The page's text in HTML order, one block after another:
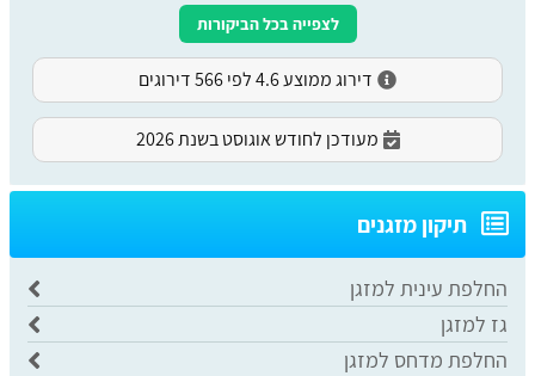
לצפייה בכל הביקורות
דירוג ממוצע 4.6 לפי 566 דירוגים
מעודכן לחודש אוגוסט בשנת 2026
תיקון מזגנים
החלפת עינית למזגן
גז למזגן
החלפת מדחס למזגן